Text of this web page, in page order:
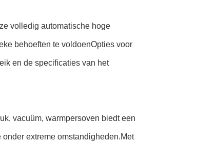
volledig automatische hoge
behoeften te voldoenOpties voor
en de specificaties van het
vacuüm, warmpersoven biedt een
extreme omstandigheden.Met